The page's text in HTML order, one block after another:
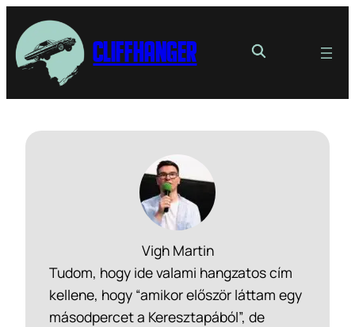
Cliffhanger
Vigh Martin
Tudom, hogy ide valami hangzatos cím
kellene, hogy “amikor először láttam egy
másodpercet a Keresztapából”, de